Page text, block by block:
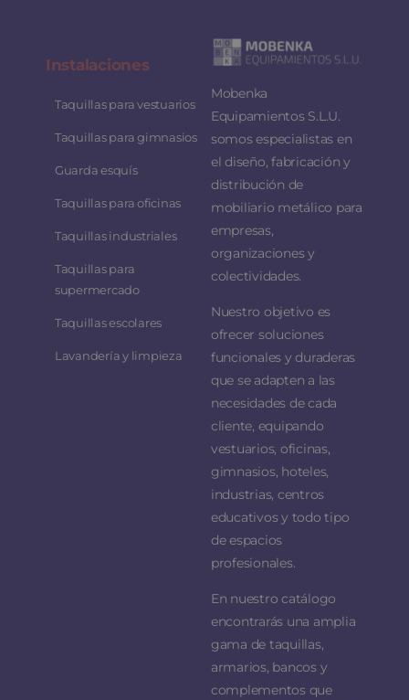
Instalaciones
Taquillas para vestuarios
Taquillas para gimnasios
Guarda esquís
Taquillas para oficinas
Taquillas industriales
Taquillas para
supermercado
Taquillas escolares
Lavandería y limpieza
Mobenka
Equipamientos S.L.U.
somos especialistas en
el diseño, fabricación y
distribución de
mobiliario metálico para
empresas,
organizaciones y
colectividades.
Nuestro objetivo es
ofrecer soluciones
funcionales y duraderas
que se adapten a las
necesidades de cada
cliente, equipando
vestuarios, oficinas,
gimnasios, hoteles,
industrias, centros
educativos y todo tipo
de espacios
profesionales.
En nuestro catálogo
encontrarás una amplia
gama de taquillas,
armarios, bancos y
complementos que